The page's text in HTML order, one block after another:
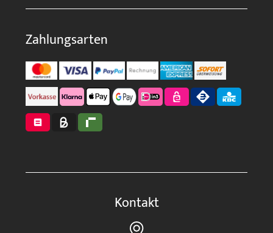
Zahlungsarten
Kontakt